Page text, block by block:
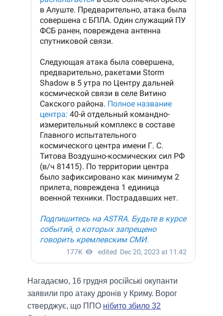
Нагадаємо, 16 грудня російські окупанти
заявили про атаку дронів у Криму. Ворог
стверджує, що ППО нібито збило 32